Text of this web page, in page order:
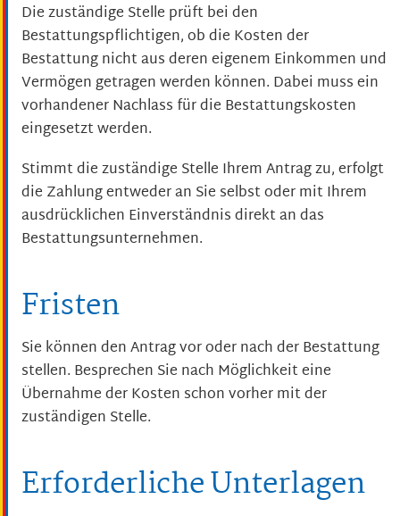
Die zuständige Stelle prüft bei den
Bestattungspflichtigen, ob die Kosten der
Bestattung nicht aus deren eigenem Einkommen und
Vermögen getragen werden können. Dabei muss ein
vorhandener Nachlass für die Bestattungskosten
eingesetzt werden.
Stimmt die zuständige Stelle Ihrem Antrag zu, erfolgt
die Zahlung entweder an Sie selbst oder mit Ihrem
ausdrücklichen Einverständnis direkt an das
Bestattungsunternehmen.
Fristen
Sie können den Antrag vor oder nach der Bestattung
stellen. Besprechen Sie nach Möglichkeit eine
Übernahme der Kosten schon vorher mit der
zuständigen Stelle.
Erforderliche Unterlagen